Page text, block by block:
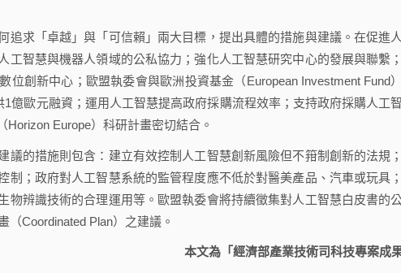
求「卓越」與「可信賴」兩大目標，提出具體的措施與建議。在促進
工智慧與機器人領域的公私協力；強化人工智慧研究中心的發展與聯繫
位創新中心；歐盟執委會與歐洲投資基金（European Investment Fund
億歐元融資；運用人工智慧提高政府採購流程效率；支持政府採購人工
Europe）科研計畫密切結合。
的措施則包含：建立有效控制人工智慧創新風險但不箝制創新的法規
制；政府對人工智慧系統的監管程度應不低於對醫美產品、汽車或玩具
物辨識技術的合理運用等。歐盟執委會將持續徵集對人工智慧白皮書的
（Coordinated Plan）之建議。
本文為「經濟部產業技術司科技專案成果